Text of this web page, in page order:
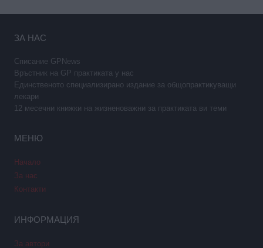
ЗА НАС
Списание GPNews
Връстник на GP практиката у нас
Единственото специализирано издание за общопрактикуващи
лекари
12 месечни книжки на жизненоважни за практиката ви теми
МЕНЮ
Начало
За нас
Контакти
ИНФОРМАЦИЯ
За автори